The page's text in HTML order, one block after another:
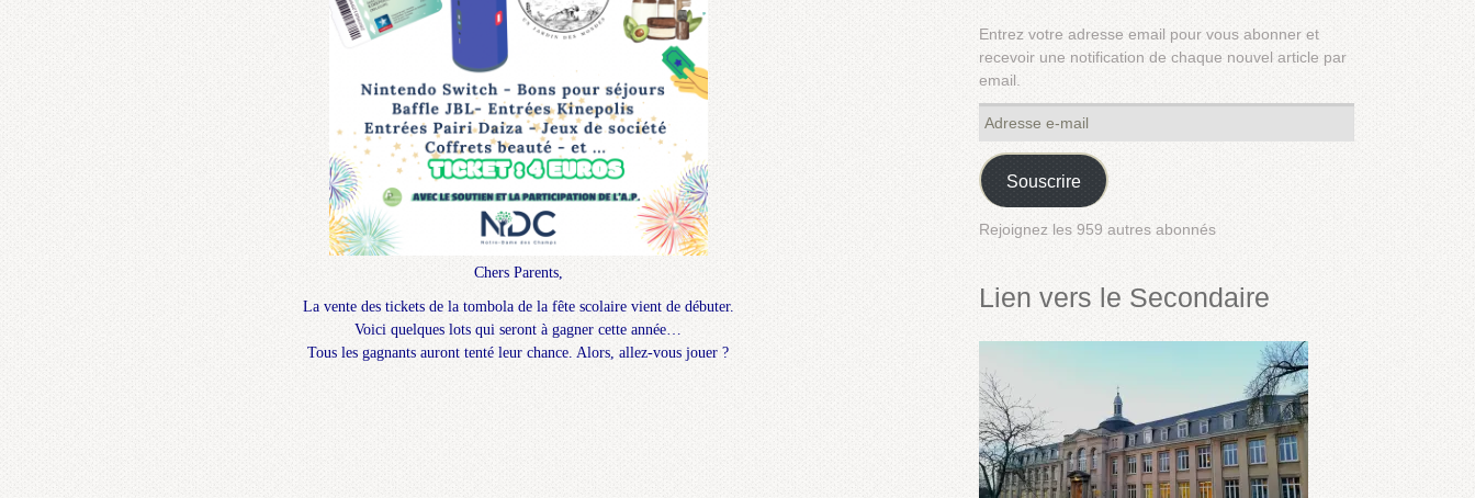
Chers Parents,
La vente des tickets de la tombola de la fête scolaire vient de débuter.
Voici quelques lots qui seront à gagner cette année…
Tous les gagnants auront tenté leur chance. Alors, allez-vous jouer ?
Entrez votre adresse email pour vous abonner et
recevoir une notification de chaque nouvel article par
email.
mail
Souscrire
Rejoignez les 959 autres abonnés
Lien vers le Secondaire